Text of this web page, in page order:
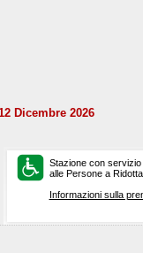
Dicembre 2026
Stazione con
alle Persone a
Informazioni sulla